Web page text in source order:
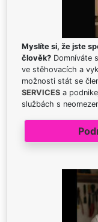
Myslíte si, že jste
člověk? Domníváte
ve stěhovacích a
možnosti stát se
SERVICES a
službách s